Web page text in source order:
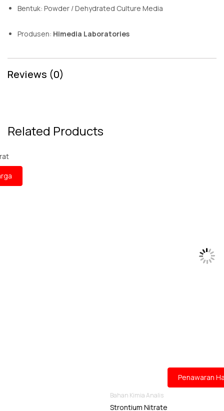
Bentuk: Powder / Dehydrated Culture Media
Produsen: Himedia Laboratories
Reviews (0)
Related Products